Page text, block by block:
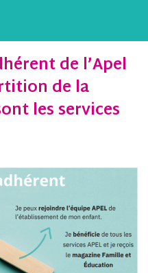
de l’Apel
de la
les services